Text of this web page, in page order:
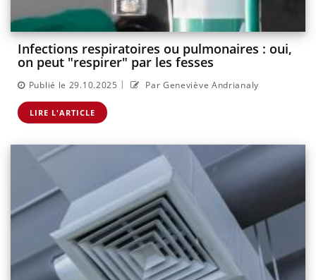
Infections respiratoires ou pulmonaires : oui,
on peut "respirer" par les fesses
Publié le 29.10.2025 | Par Geneviève Andrianaly
LIRE L'ARTICLE